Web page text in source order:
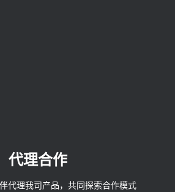
代理合作
代理我司产品，共同探索合作模式